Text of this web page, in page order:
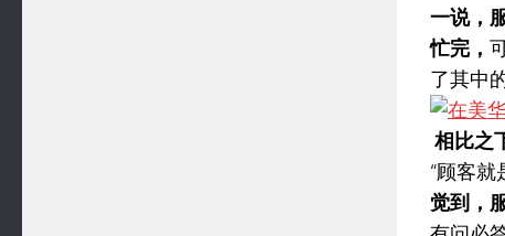
一说，
忙完，
了其中
相比之
“顾客就
觉到，